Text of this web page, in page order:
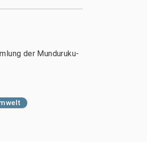
der Munduruku-